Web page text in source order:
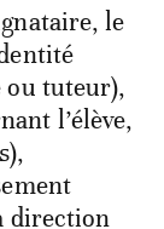
le
ou tuteur),
l’élève,
direction